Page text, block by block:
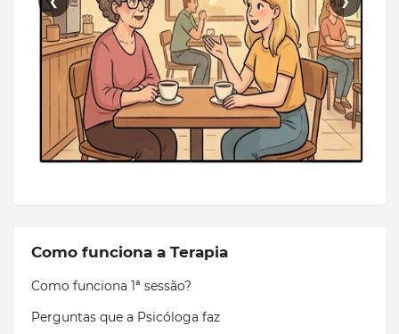
Como funciona a Terapia
Como funciona 1ª sessão?
Perguntas que a Psicóloga faz